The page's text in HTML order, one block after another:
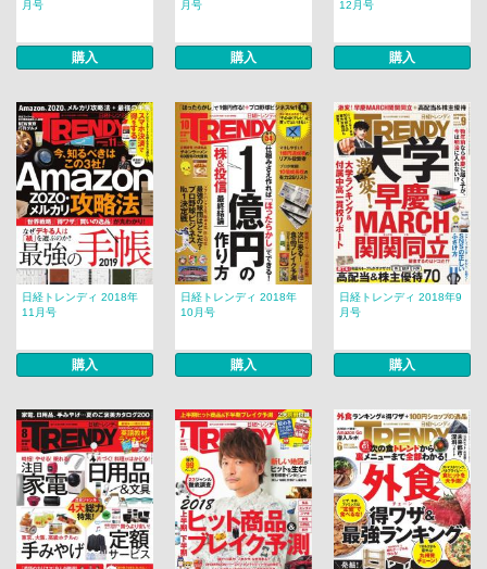
月号
購入
月号
購入
12月号
購入
日経トレンディ 2018年
11月号
購入
日経トレンディ 2018年
10月号
購入
日経トレンディ 2018年9
月号
購入